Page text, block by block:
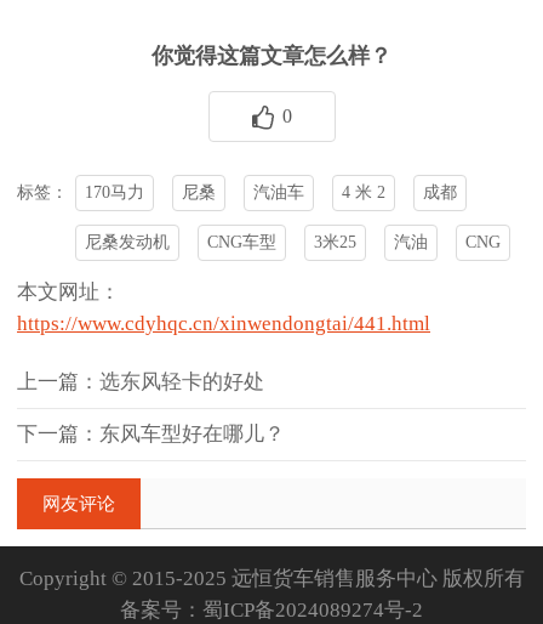
你觉得这篇文章怎么样？
0
标签： 170马力 尼桑 汽油车 4 米 2 成都
尼桑发动机 CNG车型 3米25 汽油 CNG
本文网址：
https://www.cdyhqc.cn/xinwendongtai/441.html
上一篇：选东风轻卡的好处
下一篇：东风车型好在哪儿？
网友评论
Copyright © 2015-2025 远恒货车销售服务中心 版权所有
备案号： 蜀ICP备2024089274号-2